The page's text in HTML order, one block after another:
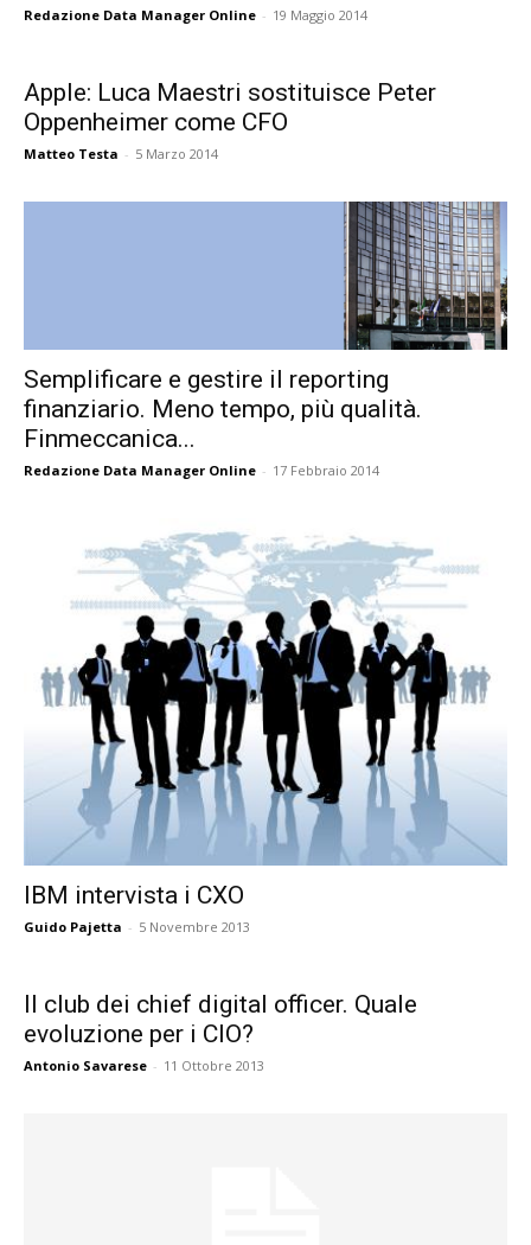
Redazione Data Manager Online - 19 Maggio 2014
Apple: Luca Maestri sostituisce Peter
Oppenheimer come CFO
Matteo Testa - 5 Marzo 2014
Semplificare e gestire il reporting
finanziario. Meno tempo, più qualità.
Finmeccanica...
Redazione Data Manager Online - 17 Febbraio 2014
IBM intervista i CXO
Guido Pajetta - 5 Novembre 2013
Il club dei chief digital officer. Quale
evoluzione per i CIO?
Antonio Savarese - 11 Ottobre 2013